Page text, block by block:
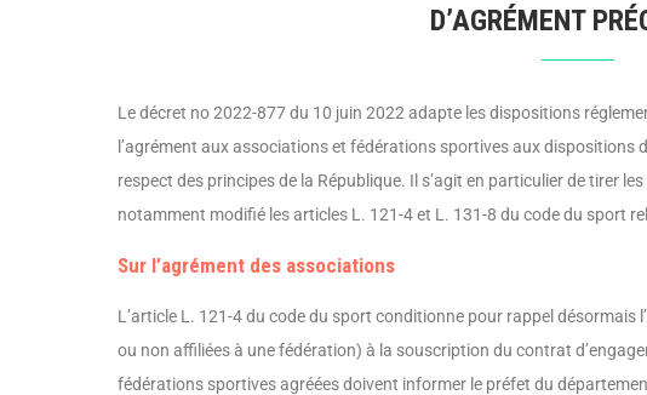
D’AGRÉMENT
Le décret no 2022-877 du 10 juin 2022 adapte les dispositions
l’agrément aux associations et fédérations sportives aux
respect des principes de la République. Il s’agit en particulier de tirer
notamment modifié les articles L. 121-4 et L. 131-8 du code du sport
Sur l’agrément des associations
L’article L. 121-4 du code du sport condi­tionne pour rappel désormais
ou non affiliées à une fédération) à la souscrip­tion du contrat
fédéra­tions sportives agréées doivent informer le préfet du